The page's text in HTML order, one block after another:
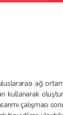
ağ
çalışması